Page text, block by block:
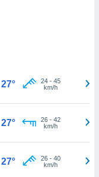
27° 24- 45
km/h
27° 26- 42
km/h
27° 26- 40
km/h